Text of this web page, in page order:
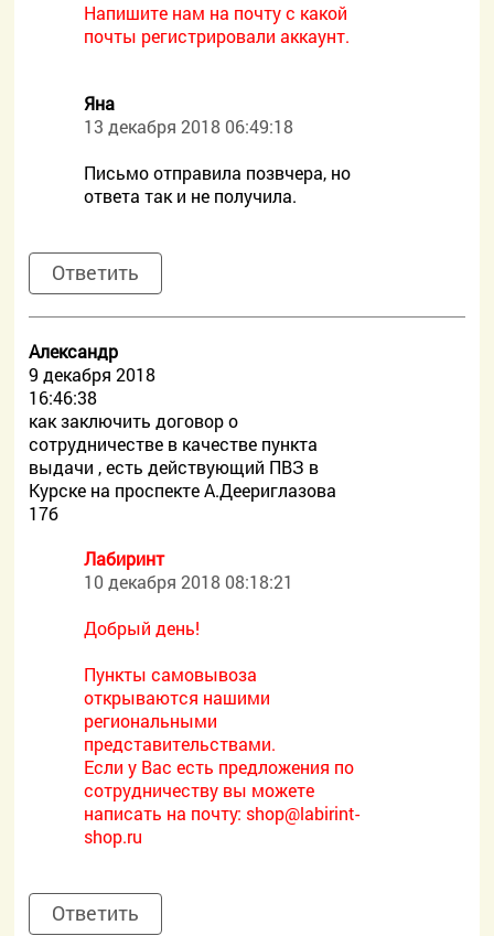
Напишите нам на почту с какой
почты регистрировали аккаунт.
Яна
13 декабря 2018 06:49:18
Письмо отправила позвчера, но
ответа так и не получила.
Ответить
Александр
9 декабря 2018
16:46:38
как заключить договор о
сотрудничестве в качестве пункта
выдачи , есть действующий ПВЗ в
Курске на проспекте А.Деериглазова
17б
Лабиринт
10 декабря 2018 08:18:21
Добрый день!
Пункты самовывоза
открываются нашими
региональными
представительствами.
Если у Вас есть предложения по
сотрудничеству вы можете
написать на почту: shop@labirint-
shop.ru
Ответить